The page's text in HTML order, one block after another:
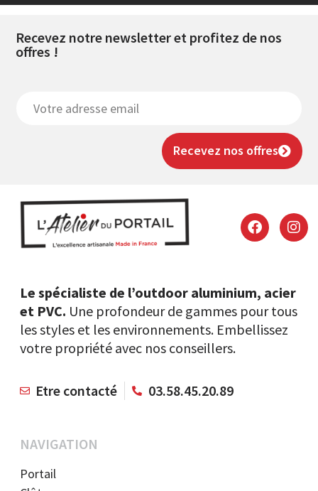
Recevez notre newsletter et profitez de nos
offres !
Recevez nos offres
Le spécialiste de l’outdoor aluminium, acier
et PVC. Une profondeur de gammes pour tous
les styles et les environnements. Embellissez
votre propriété avec nos conseillers.
Etre contacté 03.58.45.20.89
NAVIGATION
Portail